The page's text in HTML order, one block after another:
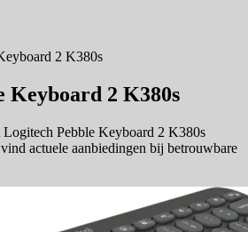
2 K380s
Keyboard 2 K380s
Pebble Keyboard 2 K380s
actuele aanbiedingen bij betrouwbare